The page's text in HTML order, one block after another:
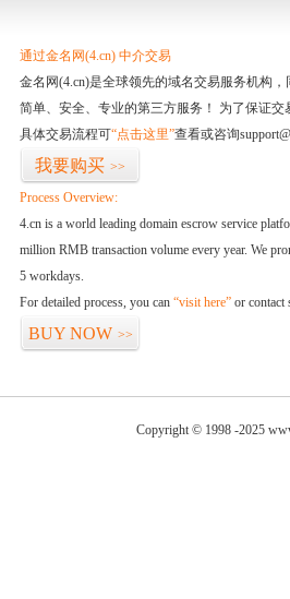
通过金名网(4.cn) 中介交易
金名网(4.cn)是全球领先的域名交易服务机构
简单、安全、专业的第三方服务！ 为了保证
具体交易流程可“点击这里”查看或咨询
我要购买 >>
Process Overview:
4.cn is a world leading domain escrow service
million RMB transaction volume every year. We
5 workdays.
For detailed process, you can “visit here” or contact
BUY NOW >>
Copyright © 1998 -2025